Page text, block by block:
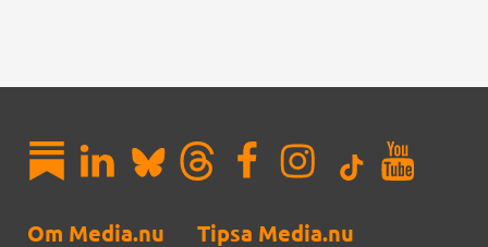
Om Media.nu Tipsa Media.nu